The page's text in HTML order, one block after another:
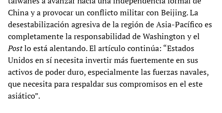
China y a provocar un conflicto militar con Beijing. La
desestabilización agresiva de la región de Asia-Pacífico es
completamente la responsabilidad de Washington y el
Postlo está alentando. El artículo continúa: “Estados
Unidos en sí necesita invertir más fuertemente en sus
activos de poder duro, especialmente las fuerzas navales,
que necesita para respaldar sus compromisos en el este
asiático”.